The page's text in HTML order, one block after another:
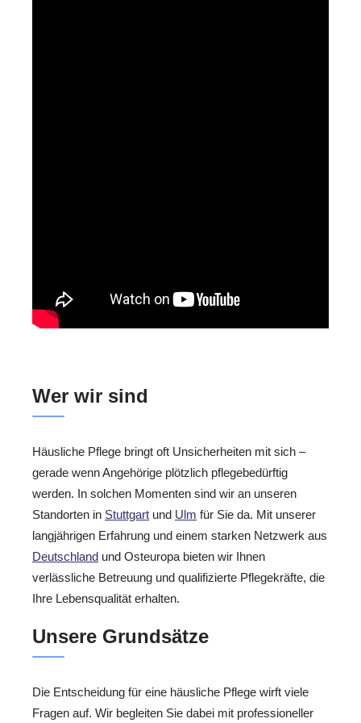
Wer wir sind
Häusliche Pflege bringt oft Unsicherheiten mit sich –
gerade wenn Angehörige plötzlich pflegebedürftig
werden. In solchen Momenten sind wir an unseren
Standorten in Stuttgart und Ulm für Sie da. Mit unserer
langjährigen Erfahrung und einem starken Netzwerk aus
Deutschland und Osteuropa bieten wir Ihnen
verlässliche Betreuung und qualifizierte Pflegekräfte, die
Ihre Lebensqualität erhalten.
Unsere Grundsätze
Die Entscheidung für eine häusliche Pflege wirft viele
Fragen auf. Wir begleiten Sie dabei mit professioneller